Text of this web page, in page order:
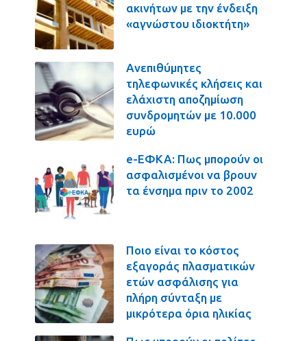
ακινήτων με την ένδειξη
«αγνώστου ιδιοκτήτη»
Ανεπιθύμητες
τηλεφωνικές κλήσεις και
ελάχιστη αποζημίωση
συνδρομητών με 10.000
ευρώ
e-ΕΦΚΑ: Πως μπορούν οι
ασφαλισμένοι να βρουν
τα ένσημα πριν το 2002
Ποιο είναι το κόστος
εξαγοράς πλασματικών
ετών ασφάλισης για
πλήρη σύνταξη με
μικρότερα όρια ηλικίας